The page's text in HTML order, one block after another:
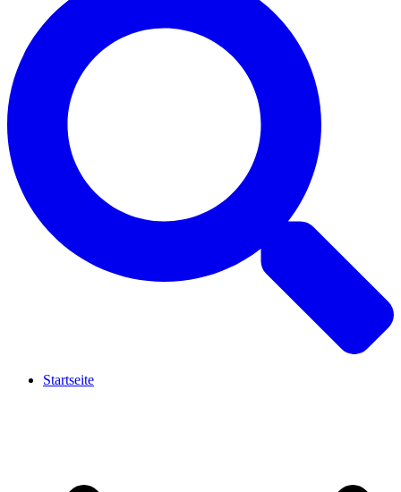
Startseite